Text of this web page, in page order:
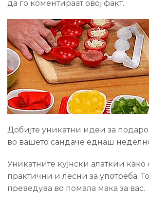
да го коментираат овој факт.
Добијте уникатни идеи за
во вашето сандаче еднаш
Уникатните кујнски алаткии како
практични и лесни за употреба.
преведува во помала мака за вас.